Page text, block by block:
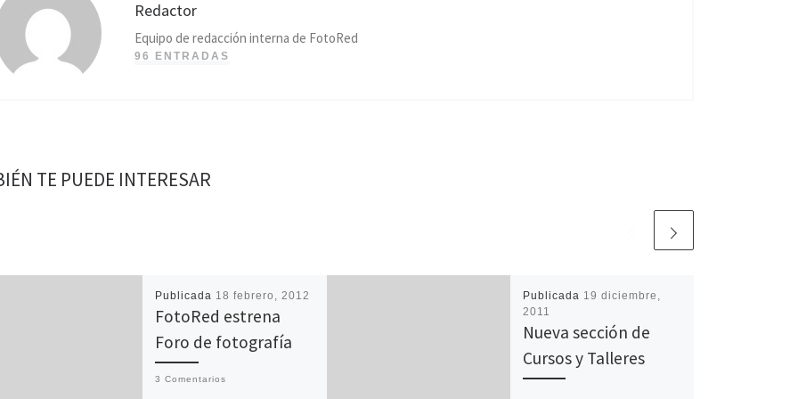
Redactor
Equipo de redacción interna de FotoRed
96 ENTRADAS
TE PUEDE INTERESAR
Publicada 18 febrero, 2012
FotoRed estrena
Foro de fotografía
3 Comentarios
Publicada 19 diciembre,
2011
Nueva sección de
Cursos y Talleres